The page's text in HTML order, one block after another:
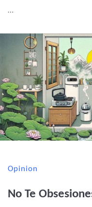
…
Opinion
No Te